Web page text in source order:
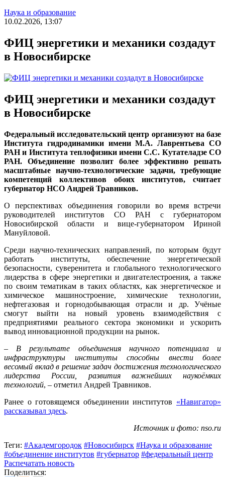
Наука и образование
10.02.2026, 13:07
ФИЦ энергетики и механики создадут
в Новосибирске
ФИЦ энергетики и механики создадут
в Новосибирске
Федеральный исследовательский центр организуют на базе
Института гидродинамики имени М.А. Лаврентьева СО
РАН и Института теплофизики имени С.С. Кутателадзе СО
РАН. Объединение позволит более эффективно решать
масштабные научно-технологические задачи, требующие
компетенций коллективов обоих институтов, считает
губернатор НСО Андрей Травников.
О перспективах объединения говорили во время встречи
руководителей институтов СО РАН с губернатором
Новосибирской области и вице-губернатором Ириной
Мануйловой.
Среди научно-технических направлений, по которым будут
работать институты, обеспечение энергетической
безопасности, суверенитета и глобального технологического
лидерства в сфере энергетики и двигателестроения, а также
по своим тематикам в таких областях, как энергетическое и
химическое машиностроение, химические технологии,
нефтегазовая и горнодобывающая отрасли и др. Учёные
смогут выйти на новый уровень взаимодействия с
предприятиями реального сектора экономики и ускорить
вывод инновационной продукции на рынок.
– В результате объединения научного потенциала и
инфраструктуры институты способны внести более
весомый вклад в решение задач достижения технологического
лидерства России, развития важнейших наукоёмких
технологий, – отметил Андрей Травников.
Ранее о готовящемся объединении институтов «Навигатор»
рассказывал здесь.
Источник и фото: nso.ru
Теги: #Академгородок #Новосибирск #Наука и образование
#объединение институтов #губернатор #федеральный центр
Распечатать новость
Поделиться: